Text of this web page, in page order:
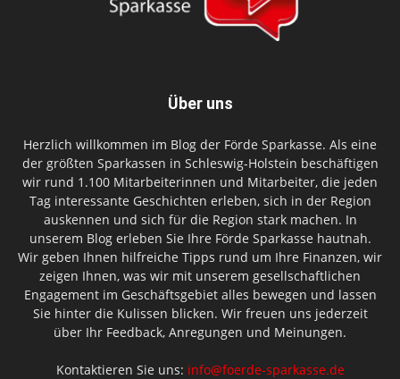
Über uns
Herzlich willkommen im Blog der Förde Sparkasse. Als eine
der größten Sparkassen in Schleswig-Holstein beschäftigen
wir rund 1.100 Mitarbeiterinnen und Mitarbeiter, die jeden
Tag interessante Geschichten erleben, sich in der Region
auskennen und sich für die Region stark machen. In
unserem Blog erleben Sie Ihre Förde Sparkasse hautnah.
Wir geben Ihnen hilfreiche Tipps rund um Ihre Finanzen, wir
zeigen Ihnen, was wir mit unserem gesellschaftlichen
Engagement im Geschäftsgebiet alles bewegen und lassen
Sie hinter die Kulissen blicken. Wir freuen uns jederzeit
über Ihr Feedback, Anregungen und Meinungen.
Kontaktieren Sie uns: info@foerde-sparkasse.de